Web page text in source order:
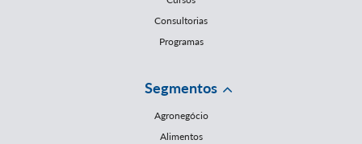
Consultorias
Programas
Segmentos
Agronegócio
Alimentos